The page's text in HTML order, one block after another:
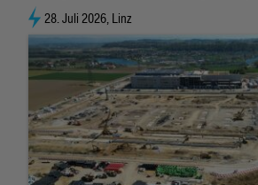
28. Juli 2026, Linz